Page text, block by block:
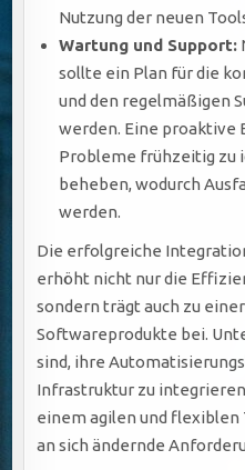
Nutzung der neuen
Wartung und Support:
sollte ein Plan für die
und den regelmäßigen
werden. Eine proaktive
Probleme frühzeitig zu
beheben, wodurch
werden.
Die erfolgreiche
erhöht nicht nur die
sondern trägt auch zu
Softwareprodukte bei.
sind, ihre
Infrastruktur zu
einem agilen und flexiblen
an sich ändernde